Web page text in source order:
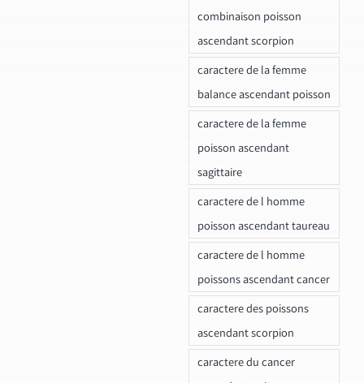
combinaison poisson
ascendant scorpion
caractere de la femme
balance ascendant poisson
caractere de la femme
poisson ascendant
sagittaire
caractere de l homme
poisson ascendant taureau
caractere de l homme
poissons ascendant cancer
caractere des poissons
ascendant scorpion
caractere du cancer